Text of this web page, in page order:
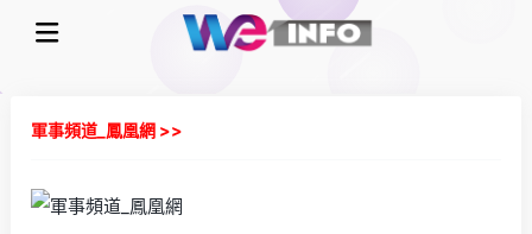
軍事頻道_鳳凰網 >>